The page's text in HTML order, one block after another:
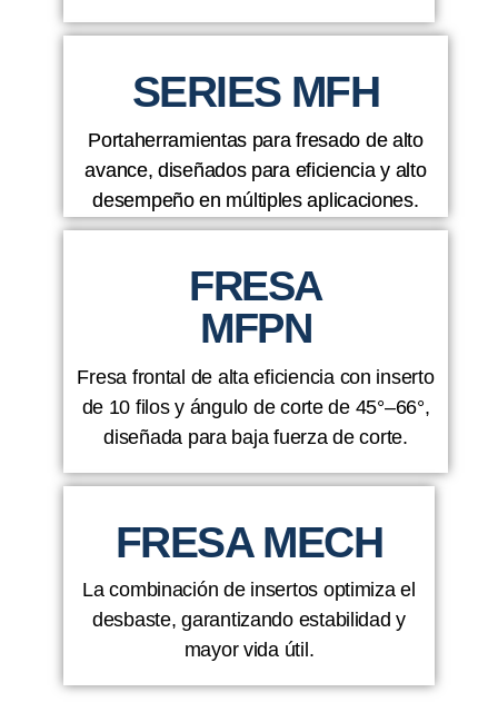
SERIES MFH
Portaherramientas para fresado de alto
avance, diseñados para eficiencia y alto
desempeño en múltiples aplicaciones.
FRESA
MFPN
Fresa frontal de alta eficiencia con inserto
de 10 filos y ángulo de corte de 45°–66°,
diseñada para baja fuerza de corte.
FRESA MECH
La combinación de insertos optimiza el
desbaste, garantizando estabilidad y
mayor vida útil.